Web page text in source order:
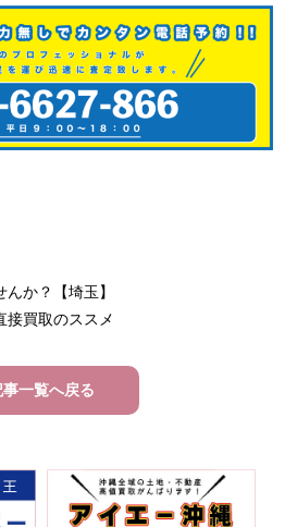
か？【埼玉】
接買取のススメ
事一覧へ戻る